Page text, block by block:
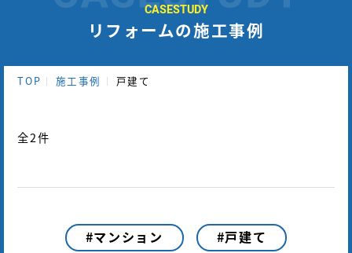
CASESTUDY
リフォームの施工事例
TOP 施工事例 戸建て
全2件
マンション 戸建て